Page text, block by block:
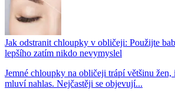
Jak odstranit chloupky v obličeji: Použijte
lepšího zatím nikdo nevymyslel
Jemné chloupky na obličeji trápí většinu
mluví nahlas. Nejčastěji se objevují...